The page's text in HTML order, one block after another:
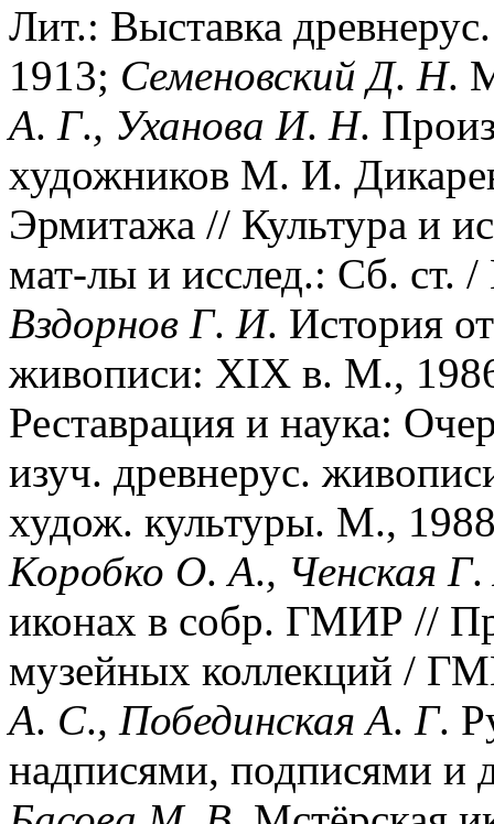
Лит.: Выставка
1913; Семеновский Д. Н.
А. Г., Уханова И. Н.
художников М. И.
Эрмитажа // Культура и
мат-лы и исслед.: Сб. ст.
Вздорнов Г. И. История
живописи: XIX в. М.,
Реставрация и наука:
изуч. древнерус.
худож. культуры. М.,
Коробко О.А., Ченская Г.
иконах в собр. ГМИР //
музейных коллекций /
А. С., Побединская А. Г.
надписями, подписями и